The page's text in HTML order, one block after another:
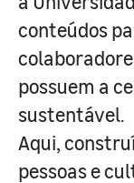
conteúdos
possuem a
sustentável.
Aqui,
pessoas e